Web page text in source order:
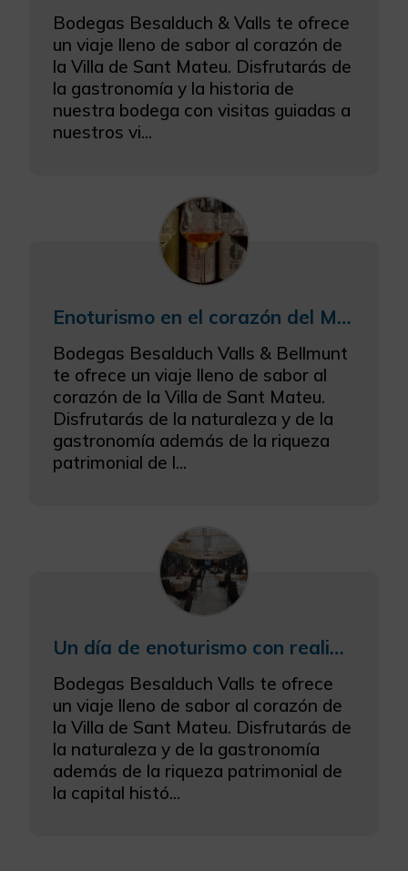
Bodegas Besalduch & Valls te ofrece
un viaje lleno de sabor al corazón de
la Villa de Sant Mateu. Disfrutarás de
la gastronomía y la historia de
nuestra bodega con visitas guiadas a
nuestros vi...
Enoturismo en el corazón del Maestrazgo
Bodegas Besalduch Valls & Bellmunt
te ofrece un viaje lleno de sabor al
corazón de la Villa de Sant Mateu.
Disfrutarás de la naturaleza y de la
gastronomía además de la riqueza
patrimonial de l...
Un día de enoturismo con realidad aumentada
Bodegas Besalduch Valls te ofrece
un viaje lleno de sabor al corazón de
la Villa de Sant Mateu. Disfrutarás de
la naturaleza y de la gastronomía
además de la riqueza patrimonial de
la capital histó...